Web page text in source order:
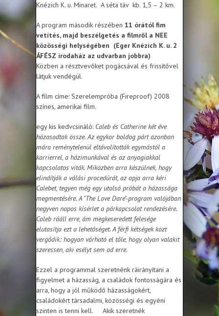
Knézich K. u. Minaret. A séta táv kb. 1,5 – 2 km.
A program második részében 11 órátólfim
vetítés, majd beszélgetés a filmről a NEE
közösségi helységében (Eger Knézich K. u. 2
ÁFÉSZ irodaház az udvarban jobbra)
Közben a résztvevőket pogácsával és frissítővel
látjuk vendégül.
A film címe: Szerelempróba (Fireproof) 2008
színes, amerikai film.
egy kis kedvcsináló: Caleb és Catherine két éve
házasodtak össze. Az egykor boldog párt azonban
mára reménytelenül eltávolították egymástól a
karrierrel, a házimunkával és az anyagiakkal
kapcsolatos viták. Miközben arra készülnek, hogy
elindítják a válási procedúrát, az apja arra kéri
Calebet, tegyen még egy utolsó próbát a házassága
megmentésére. A "The Love Dare"-program valójában
negyven napos kísérlet a párkapcsolat rendezésére.
Caleb rááll erre, ám megkeseredett felesége
elutasítja ezt a lehetőséget. A férfi kétségek közt
vergődik: hogyan várható el tőle, hogy olyan valakit
szeressen, aki esélyt sem ad erre.
Ezzel a programmal szeretnénk ráirányítani a
figyelmet a házasság, a családok fontosságára és
arra, hogy a jól működő házasságokért,
családokért társadalmi, közösségi és egyéni
szinten is tenni kell. Akik szeretnék